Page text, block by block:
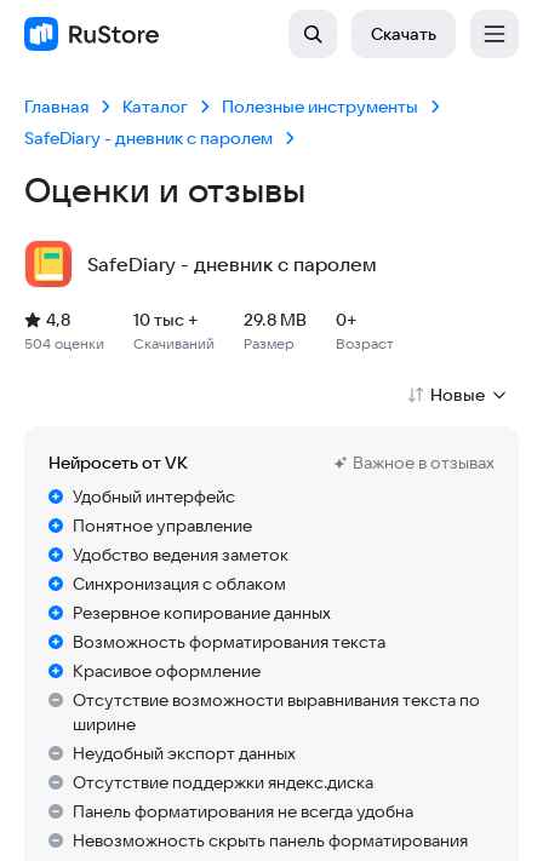
Скачать
Главная Каталог
Полезные инструменты
SafeDiary - дневник с паролем
Оценки и отзывы
SafeDiary - дневник с паролем
Рейтинг: 4,8, 504 оценки
Скачиваний: 10 тыс +
Размер файла: 29.8 MB
Возрастное ограничение: 29.8 MB
504 оценки
4,8
Скачиваний
10 тыс +
Размер
29.8 MB
Возраст
0+
Новые
Нейросеть от VK
Важное в отзывах
Удобный интерфейс
Понятное управление
Удобство ведения заметок
Синхронизация с облаком
Резервное копирование данных
Возможность форматирования текста
Красивое оформление
Отсутствие возможности выравнивания текста по
ширине
Неудобный экспорт данных
Отсутствие поддержки яндекс.диска
Панель форматирования не всегда удобна
Невозможность скрыть панель форматирования